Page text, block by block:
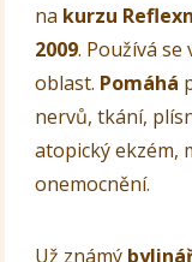
na kurzu
2009. Používá
oblast. Pomáhá
nervů, tkání,
atopický ekzém,
onemocnění.
Už známý